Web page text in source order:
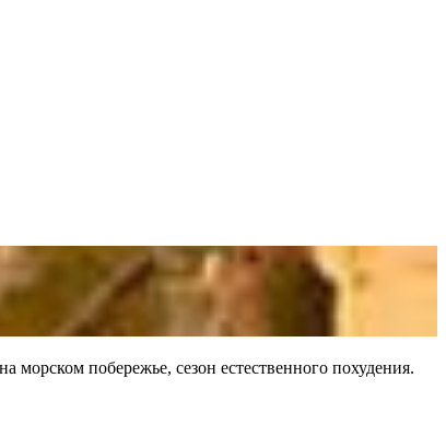
побережье, сезон естественного похудения.